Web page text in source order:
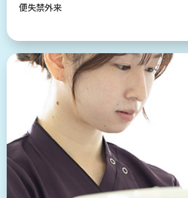
便失禁外来